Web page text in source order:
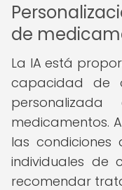
de
La IA está
capacidad de
medicamentos.
las condiciones
individuales de
recomendar